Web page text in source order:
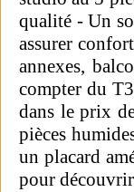
qualité - Un
assurer
annexes,
compter du
dans le prix
pièces
un placard
pour